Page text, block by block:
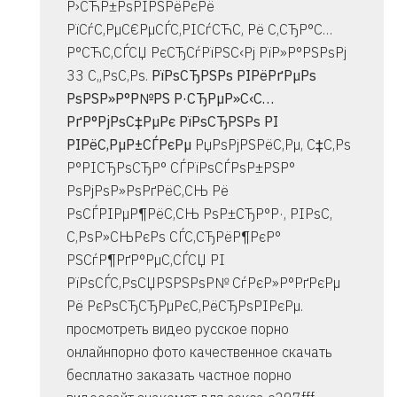
Р›СЋР±РѕРІРЅРёРєРё
РїСѓС‚РµС€РµСЃС‚РІСѓСЋС‚ Рё С‚СЂР°С…
Р°СЋС‚СЃСЏ РєСЂСѓРїРЅС‹Рј РїР»Р°РЅРѕРј
33 С„РѕС‚Рѕ. РїРѕСЂРЅРѕ РІРёРґРµРѕ
РѕРЅР»Р°Р№РЅ Р·СЂРµР»С‹С…
РґР°РјРѕС‡РµРє РїРѕСЂРЅРѕ РІ
РІРёС‚РµР±СЃРєРµ РџРѕРјРЅРёС‚Рµ, С‡С‚Рѕ
Р°РІСЂРѕСЂР° СЃРїРѕСЃРѕР±РЅР°
РѕРјРѕР»РѕРґРёС‚СЊ Рё
РѕСЃРІРµР¶РёС‚СЊ РѕР±СЂР°Р·, РІРѕС‚
С‚РѕР»СЊРєРѕ СЃС‚СЂРёР¶РєР°
РЅСѓР¶РґР°РµС‚СЃСЏ РІ
РїРѕСЃС‚РѕСЏРЅРЅРѕР№ СѓРєР»Р°РґРєРµ
Рё РєРѕСЂСЂРµРєС‚РёСЂРѕРІРєРµ.
просмотреть видео русское порно
онлайнпорно фото качественное скачать
бесплатно заказать частное порно